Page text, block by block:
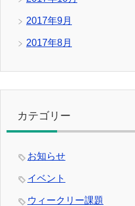
2017年9月
2017年8月
カテゴリー
お知らせ
イベント
ウィークリー課題